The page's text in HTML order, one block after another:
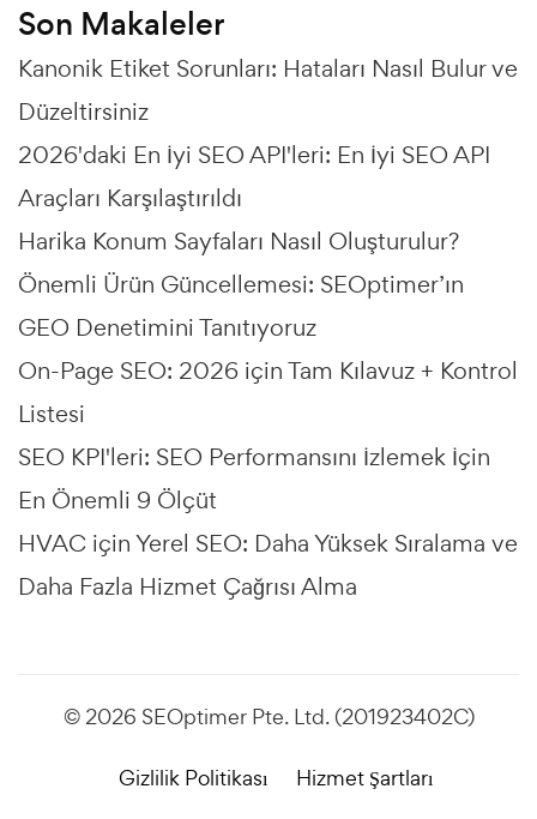
Son Makaleler
Kanonik Etiket Sorunları: Hataları Nasıl Bulur ve
Düzeltirsiniz
2026'daki En İyi SEO API'leri: En İyi SEO API
Araçları Karşılaştırıldı
Harika Konum Sayfaları Nasıl Oluşturulur?
Önemli Ürün Güncellemesi: SEOptimer’ın
GEO Denetimini Tanıtıyoruz
On-Page SEO: 2026 için Tam Kılavuz + Kontrol
Listesi
SEO KPI'leri: SEO Performansını İzlemek İçin
En Önemli 9 Ölçüt
HVAC için Yerel SEO: Daha Yüksek Sıralama ve
Daha Fazla Hizmet Çağrısı Alma
© 2026 SEOptimer Pte. Ltd. (201923402C)
Gizlilik Politikası Hizmet Şartları